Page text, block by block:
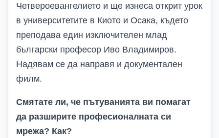
Четвероевангелието и ще изнеса открит урок
в университетите в Киото и Осака, където
преподава един изключителен млад
български професор Иво Владимиров.
Надявам се да направя и документален
филм.
Смятате ли, че пътуванията ви помагат
да разширите професионалната си
мрежа? Как?